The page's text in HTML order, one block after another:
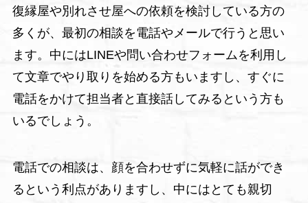
復縁屋や別れさせ屋への依頼を検討している方の
多くが、最初の相談を電話やメールで行うと思い
ます。中にはLINEや問い合わせフォームを利用し
て文章でやり取りを始める方もいますし、すぐに
電話をかけて担当者と直接話してみるという方も
いるでしょう。
電話での相談は、顔を合わせずに気軽に話ができ
るという利点がありますし、中にはとても親切